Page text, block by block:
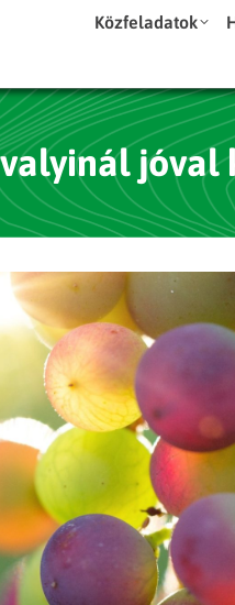
Közfeladatok
jóval